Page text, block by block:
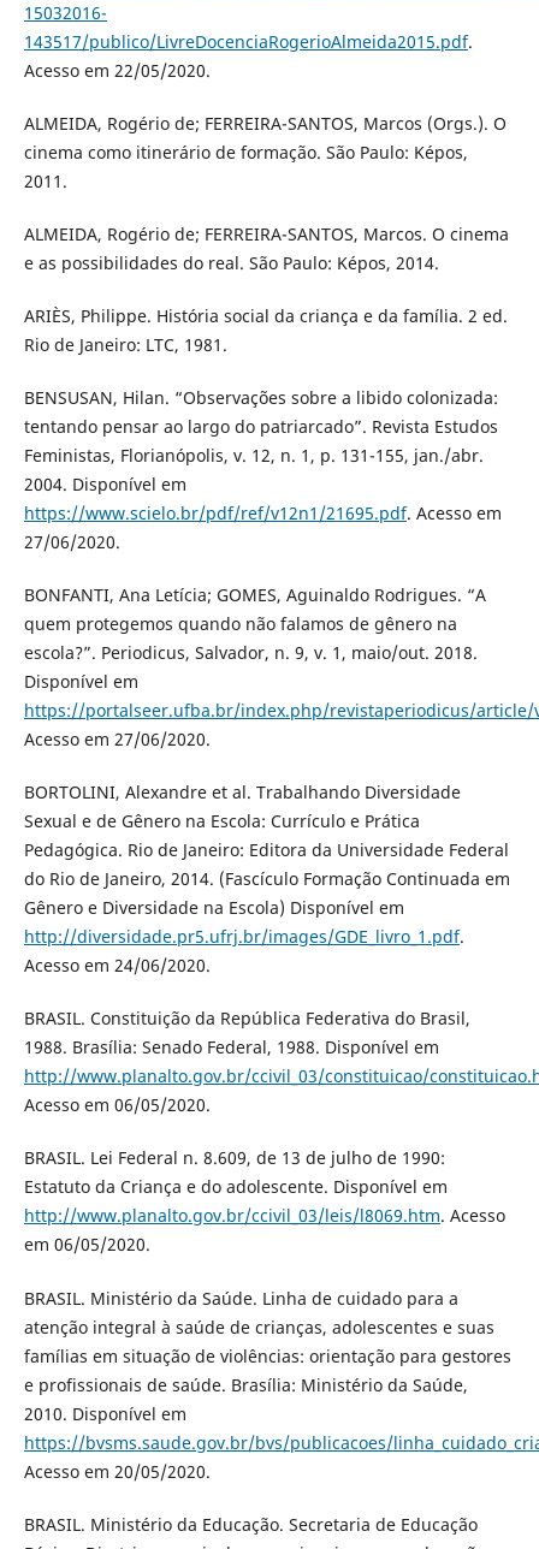
15032016-
143517/publico/LivreDocenciaRogerioAlmeida2015.pdf.
Acesso em 22/05/2020.
ALMEIDA, Rogério de; FERREIRA-SANTOS, Marcos (Orgs.). O
cinema como itinerário de formação. São Paulo: Képos,
2011.
ALMEIDA, Rogério de; FERREIRA-SANTOS, Marcos. O cinema
e as possibilidades do real. São Paulo: Képos, 2014.
ARIÈS, Philippe. História social da criança e da família. 2 ed.
Rio de Janeiro: LTC, 1981.
BENSUSAN, Hilan. “Observações sobre a libido colonizada:
tentando pensar ao largo do patriarcado”. Revista Estudos
Feministas, Florianópolis, v. 12, n. 1, p. 131-155, jan./abr.
2004. Disponível em
https://www.scielo.br/pdf/ref/v12n1/21695.pdf. Acesso em
27/06/2020.
BONFANTI, Ana Letícia; GOMES, Aguinaldo Rodrigues. “A
quem protegemos quando não falamos de gênero na
escola?”. Periodicus, Salvador, n. 9, v. 1, maio/out. 2018.
Disponível em
https://portalseer.ufba.br/index.php/revistaperiodicus/article/
Acesso em 27/06/2020.
BORTOLINI, Alexandre et al. Trabalhando Diversidade
Sexual e de Gênero na Escola: Currículo e Prática
Pedagógica. Rio de Janeiro: Editora da Universidade Federal
do Rio de Janeiro, 2014. (Fascículo Formação Continuada em
Gênero e Diversidade na Escola) Disponível em
http://diversidade.pr5.ufrj.br/images/GDE_livro_1.pdf.
Acesso em 24/06/2020.
BRASIL. Constituição da República Federativa do Brasil,
1988. Brasília: Senado Federal, 1988. Disponível em
http://www.planalto.gov.br/ccivil_03/constituicao/
Acesso em 06/05/2020.
BRASIL. Lei Federal n. 8.609, de 13 de julho de 1990:
Estatuto da Criança e do adolescente. Disponível em
http://www.planalto.gov.br/ccivil_03/leis/l8069.htm. Acesso
em 06/05/2020.
BRASIL. Ministério da Saúde. Linha de cuidado para a
atenção integral à saúde de crianças, adolescentes e suas
famílias em situação de violências: orientação para gestores
e profissionais de saúde. Brasília: Ministério da Saúde,
2010. Disponível em
https://bvsms.saude.gov.br/bvs/publicacoes/
Acesso em 20/05/2020.
BRASIL. Ministério da Educação. Secretaria de Educação